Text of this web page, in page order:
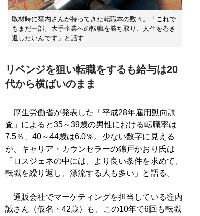
取材時に窪内さんが持ってきた転職本の数々。「これで
もまだ一部。大手企業への転職を勝ち取り、人生を巻き
返したいんです」と話す
リベンジを狙い転職をするも給与は20
代から横ばいのまま
厚生労働省が発表した「平成28年雇用動向調
査」によると35～39歳の男性における転職率は
7.5％、40～44歳は6.0％。少ない数字に見える
が、キャリア・カウンセラーの錦戸かおり氏は
「ロスジェネの中には、より良い条件を求めて、
転職を繰り返し、漂流する人も多い」と語る。
通販会社でマーケティングを担当している窪内
誠さん（仮名・42歳）も、この10年で6回も転職